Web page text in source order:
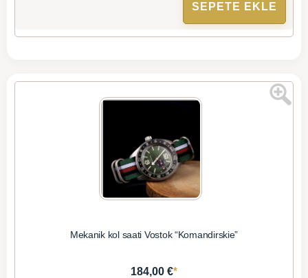
SEPETE EKLE
Mekanik kol saati Vostok “Komandirskie”
184,00 €*